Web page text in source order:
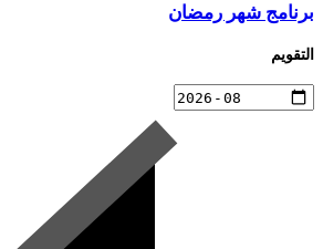
برنامج شهر رمضان
التقويم